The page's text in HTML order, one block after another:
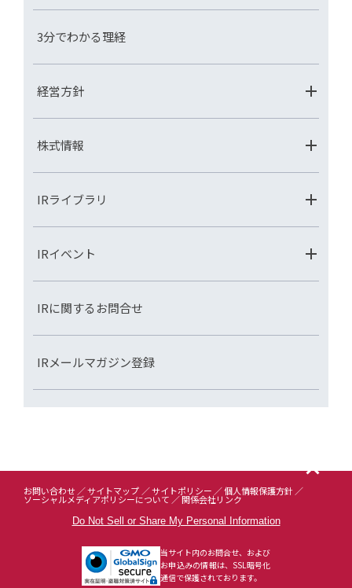
3分でわかる理経
経営方針
株式情報
IRライブラリ
IRイベント
IRに関するお問合せ
IRメールマガジン登録
お問い合わせ サイトマップ サイトポリシー 個人情報保護方針
ソーシャルメディアポリシーについて 関係会社リンク
Do Not Sell or Share My Personal Information
当サイト内のお問合せ、および
お申込みの情報は、SSL暗号化
通信で保護されております。